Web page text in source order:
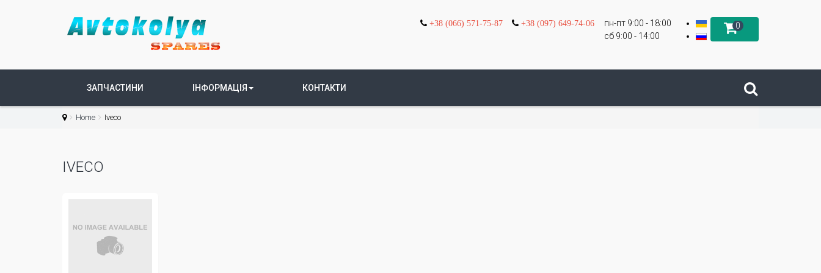
+38 (066) 571-75-87 +38 (097) 649-74-06
пн-пт 9:00 - 18:00
сб 9:00 - 14:00
0
ЗАПЧАСТИНИ ІНФОРМАЦІЯ КОНТАКТИ
Home Iveco
IVECO